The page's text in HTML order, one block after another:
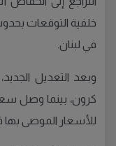
خلفية التوقعات
في لبنان.
للأسعار الموصى بها